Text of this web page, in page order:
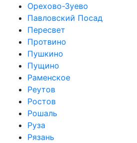
Орехово-Зуево
Павловский Посад
Пересвет
Протвино
Пушкино
Пущино
Раменское
Реутов
Ростов
Рошаль
Руза
Рязань